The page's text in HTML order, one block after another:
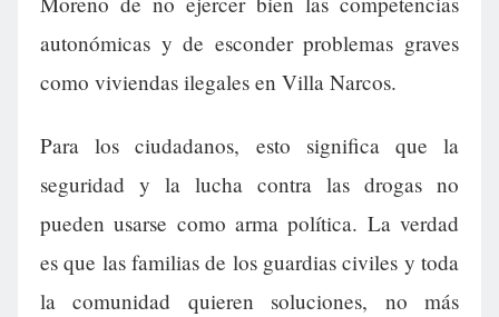
autonómicas y de esconder problemas graves
como viviendas ilegales en Villa Narcos.
Para los ciudadanos, esto significa que la
seguridad y la lucha contra las drogas no
pueden usarse como arma política. La verdad
es que las familias de los guardias civiles y toda
la comunidad quieren soluciones, no más